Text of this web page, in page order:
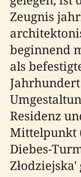
Zeugnis
beginnend
als
Residenz
Mittelpunkt
Diebes-